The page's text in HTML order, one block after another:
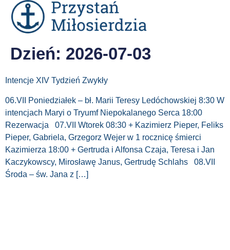
Dzień: 2026-07-03
Intencje XIV Tydzień Zwykły
06.VII Poniedziałek – bł. Marii Teresy Ledóchowskiej 8:30 W
intencjach Maryi o Tryumf Niepokalanego Serca 18:00
Rezerwacja 07.VII Wtorek 08:30 + Kazimierz Pieper, Feliks
Pieper, Gabriela, Grzegorz Wejer w 1 rocznicę śmierci
Kazimierza 18:00 + Gertruda i Alfonsa Czaja, Teresa i Jan
Kaczykowscy, Mirosławę Janus, Gertrudę Schlahs 08.VII
Środa – św. Jana z […]